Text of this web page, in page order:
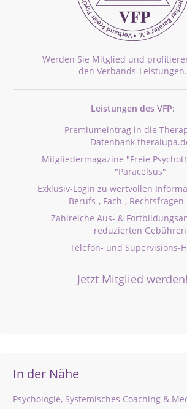
Werden Sie Mitglied und
den Verbands-Leistungen.
Leistungen des VFP:
Premiumeintrag in die
Datenbank
Mitgliedermagazine "Freie
"Paracelsus"
Exklusiv-Login zu wertvollen
Berufs-, Fach-, Rechtsfragen
Zahlreiche Aus- &
reduzierten Gebühren
Telefon- und Supervisions-
Jetzt Mitglied werden!
In der Nähe
Psychologie, Systemisches Coaching &